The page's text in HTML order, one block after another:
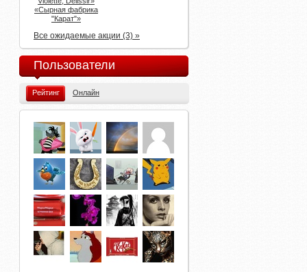
«Сырная фабрика
"Карат"»
Все ожидаемые акции (3) »
Пользователи
Рейтинг Онлайн